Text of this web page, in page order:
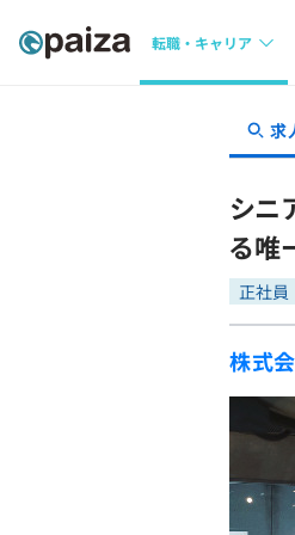
転職・キャリア
転職成功ガイド
求
シニ
る唯
正社員
株式